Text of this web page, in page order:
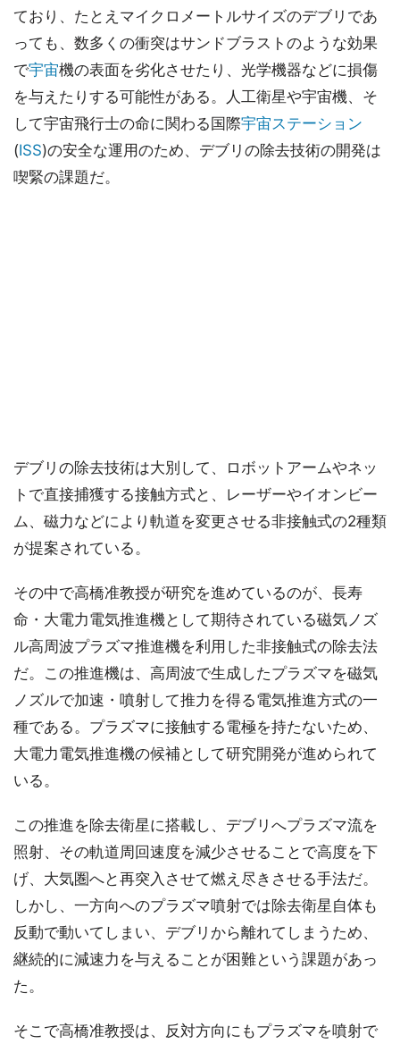
ており、たとえマイクロメートルサイズのデブリであ
っても、数多くの衝突はサンドブラストのような効果
で宇宙機の表面を劣化させたり、光学機器などに損傷
を与えたりする可能性がある。人工衛星や宇宙機、そ
して宇宙飛行士の命に関わる国際宇宙ステーション
(ISS)の安全な運用のため、デブリの除去技術の開発は
喫緊の課題だ。
デブリの除去技術は大別して、ロボットアームやネッ
トで直接捕獲する接触方式と、レーザーやイオンビー
ム、磁力などにより軌道を変更させる非接触式の2種類
が提案されている。
その中で高橋准教授が研究を進めているのが、長寿
命・大電力電気推進機として期待されている磁気ノズ
ル高周波プラズマ推進機を利用した非接触式の除去法
だ。この推進機は、高周波で生成したプラズマを磁気
ノズルで加速・噴射して推力を得る電気推進方式の一
種である。プラズマに接触する電極を持たないため、
大電力電気推進機の候補として研究開発が進められて
いる。
この推進を除去衛星に搭載し、デブリへプラズマ流を
照射、その軌道周回速度を減少させることで高度を下
げ、大気圏へと再突入させて燃え尽きさせる手法だ。
しかし、一方向へのプラズマ噴射では除去衛星自体も
反動で動いてしまい、デブリから離れてしまうため、
継続的に減速力を与えることが困難という課題があっ
た。
そこで高橋准教授は、反対方向にもプラズマを噴射で